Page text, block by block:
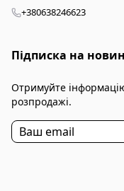
+380638246623
Підписка на
Отримуйте інформацію
розпродажі.